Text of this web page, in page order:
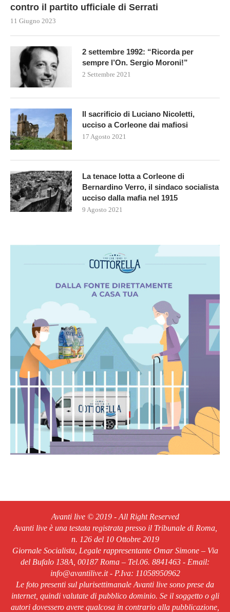
contro il partito ufficiale di Serrati
11 Giugno 2023
2 settembre 1992: “Ricorda per
sempre l’On. Sergio Moroni!”
2 Settembre 2021
Il sacrificio di Luciano Nicoletti,
ucciso a Corleone dai mafiosi
17 Agosto 2021
La tenace lotta a Corleone di
Bernardino Verro, il sindaco socialista
ucciso dalla mafia nel 1915
9 Agosto 2021
Avanti live © 2019 - All Right Reserved
Avanti live è una testata registrata presso il Tribunale di Roma,
n. 126 del 10 Ottobre 2019
Giornale Socialista, Legale rappresentante Omar Simone – Via
del Bufalo 138A, 00187 Roma – Tel.06. 8841463 - Email:
info@avantilive.it - P.Iva: 11058950962
Le foto presenti sul plurisettimanale Avanti live sono prese da
internet, quindi valutate di pubblico dominio. Se il soggetto o gli
autori dovessero avere qualcosa in contrario alla pubblicazione,